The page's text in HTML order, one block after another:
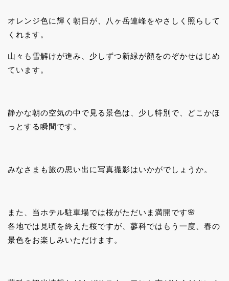
オレンジ色に輝く朝日が、八ヶ岳連峰をやさしく照らして
くれます。
山々も雪解けが進み、少しずつ新緑が顔をのぞかせはじめ
ています。
静かな朝の空気の中で見る景色は、少し特別で、どこかほ
っとする瞬間です。
みなさまも旅の思い出に写真撮影はいかがでしょうか。
また、当ホテル駐車場では桜がただいま満開です🌸
各地では見頃を終えた桜ですが、蓼科ではもう一度、春の
景色をお楽しみいただけます。